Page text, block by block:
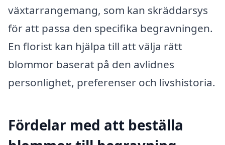
växtarrangemang, som kan skräddarsys
för att passa den specifika begravningen.
En florist kan hjälpa till att välja rätt
blommor baserat på den avlidnes
personlighet, preferenser och livshistoria.
Fördelar med att beställa